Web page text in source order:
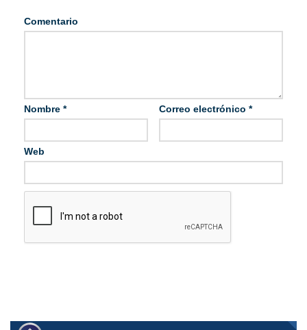
Comentario
Nombre * Correo electrónico *
Web